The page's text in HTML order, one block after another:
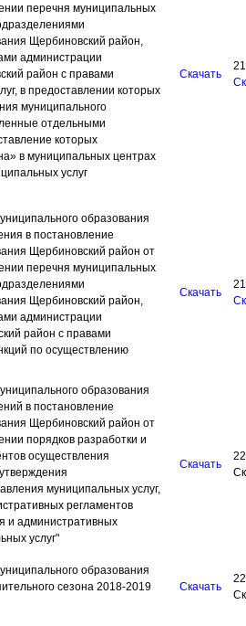
перечня муниципальных
Щербиновский район,
администрации
район с правами
в предоставлении которых
муниципального
отдельными
которых
в муниципальных центрах
услуг
Скачать
образования
в постановление
Щербиновский район от
перечня муниципальных
Щербиновский район,
администрации
район с правами
по осуществлению
Скачать
образования
в постановление
Щербиновский район от
порядков разработки и
осуществления
муниципальных услуг,
регламентов
и административных
услуг"
Скачать
образования
сезона 2018-2019
Скачать